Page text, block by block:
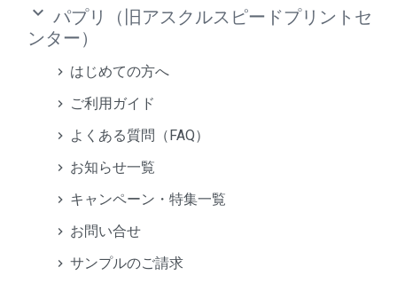
keyboard_arrow_down パプリ（旧アスクルスピードプリントセ
ンター）
はじめての方へ
ご利用ガイド
よくある質問（FAQ）
お知らせ一覧
キャンペーン・特集一覧
お問い合せ
サンプルのご請求